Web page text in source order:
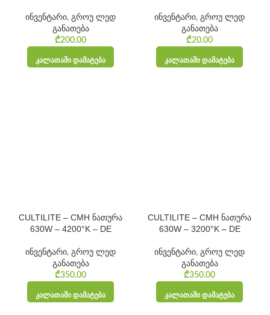
ინვენტარი, გროუ ლედ
განათება
₾200.00
ᲙᲐᲚᲐᲗᲐᲨᲘ ᲓᲐᲛᲐᲢᲔᲑᲐ
ინვენტარი, გროუ ლედ
განათება
₾20.00
ᲙᲐᲚᲐᲗᲐᲨᲘ ᲓᲐᲛᲐᲢᲔᲑᲐ
CULTILITE – CMH ნათურა
630W – 4200°K – DE
ინვენტარი, გროუ ლედ
განათება
₾350.00
ᲙᲐᲚᲐᲗᲐᲨᲘ ᲓᲐᲛᲐᲢᲔᲑᲐ
CULTILITE – CMH ნათურა
630W – 3200°K – DE
ინვენტარი, გროუ ლედ
განათება
₾350.00
ᲙᲐᲚᲐᲗᲐᲨᲘ ᲓᲐᲛᲐᲢᲔᲑᲐ